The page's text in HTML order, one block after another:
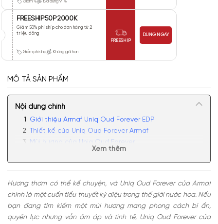
Giảm % Đã dùng 91%
FREESHIP50P2000K
Giảm 50% phí ship cho đơn hàng từ 2
triệu đồng
Giảm phí ship Không giới hạn
FREESHIP
DÙNG NGAY
MÔ TẢ SẢN PHẨM
Nội dung chính
Giới thiệu Armaf Uniq Oud Forever EDP
Thiết kế của Uniq Oud Forever Armaf
Mùi hương của Uniq Oud Forever
Xem thêm
Hương thơm có thể kể chuyện, và Uniq Oud Forever của Armaf
chính là một cuốn tiểu thuyết kỳ diệu trong thế giới nước hoa. Nếu
bạn đang tìm kiếm một mùi hương mang phong cách bí ẩn,
quyền lực nhưng vẫn ấm áp và tinh tế, Uniq Oud Forever của